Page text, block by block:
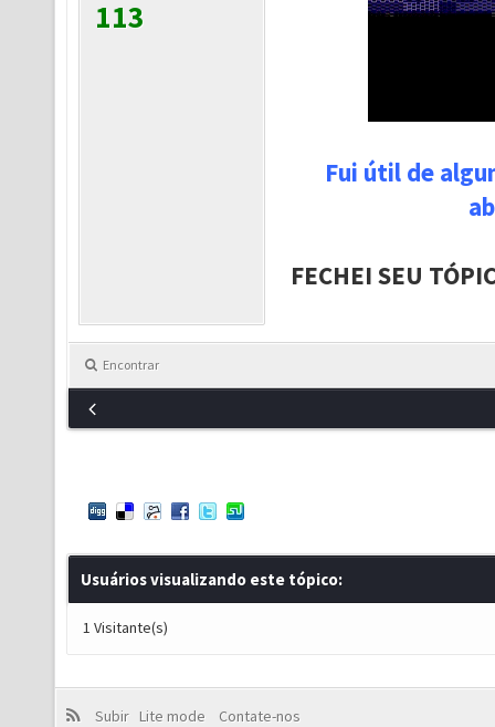
113
Fui útil de
FECHEI SEU
Encontrar
Usuários visualizando este tópico:
1 Visitante(s)
Subir Lite mode
Contate-nos